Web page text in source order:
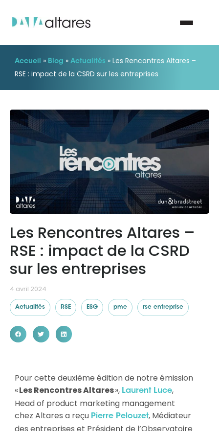
Nous contacter
Vos enjeux
Nos solutions
Notre groupe
Ressources
Accueil » Blog » Actualités » Les Rencontres Altares –
RSE : impact de la CSRD sur les entreprises
Les Rencontres Altares –
RSE : impact de la CSRD
sur les entreprises
4 avril 2024
Actualités RSE ESG pme rse entreprise
Pour cette deuxième édition de notre émission
«Les Rencontres Altares», Laurent Luce,
Head of product marketing management
chez Altares a reçu Pierre Pelouzet, Médiateur
des entreprises et Président de l’Observatoire